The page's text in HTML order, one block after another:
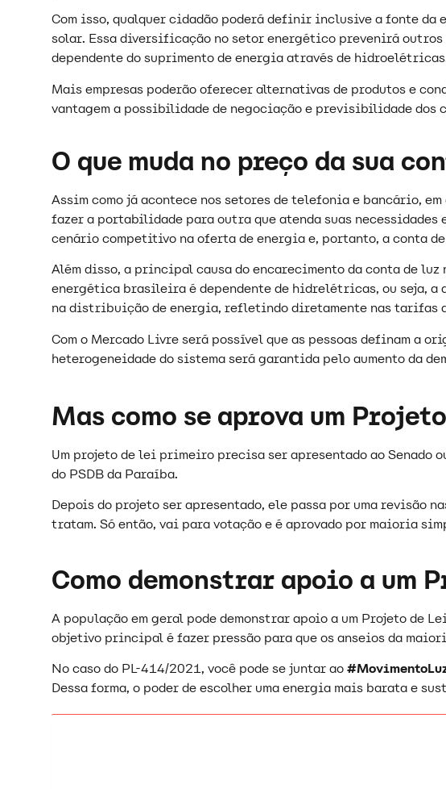
Com isso, qualquer cidadão poderá definir inclusive a fonte
solar. Essa diversificação no setor energético prevenirá
dependente do suprimento de energia através de
Mais empresas poderão oferecer alternativas de produtos e
vantagem a possibilidade de negociação e previsibilidade dos
O que muda no preço da sua
Assim como já acontece nos setores de telefonia e bancário,
fazer a portabilidade para outra que atenda suas necessidades
cenário competitivo na oferta de energia e, portanto, a conta
Além disso, a principal causa do encarecimento da conta de
energética brasileira é dependente de hidrelétricas, ou seja, a
na distribuição de energia, refletindo diretamente nas tarifas
Com o Mercado Livre será possível que as pessoas definam a
heterogeneidade do sistema será garantida pelo aumento da
Mas como se aprova um
Um projeto de lei primeiro precisa ser apresentado ao Senado
do PSDB da Paraíba.
Depois do projeto ser apresentado, ele passa por uma revisão
tratam. Só então, vai para votação e é aprovado por maioria
Como demonstrar apoio a um
A população em geral pode demonstrar apoio a um Projeto de
objetivo principal é fazer pressão para que os anseios da
No caso do PL-414/2021, você pode se juntar ao
Dessa forma, o poder de escolher uma energia mais barata e